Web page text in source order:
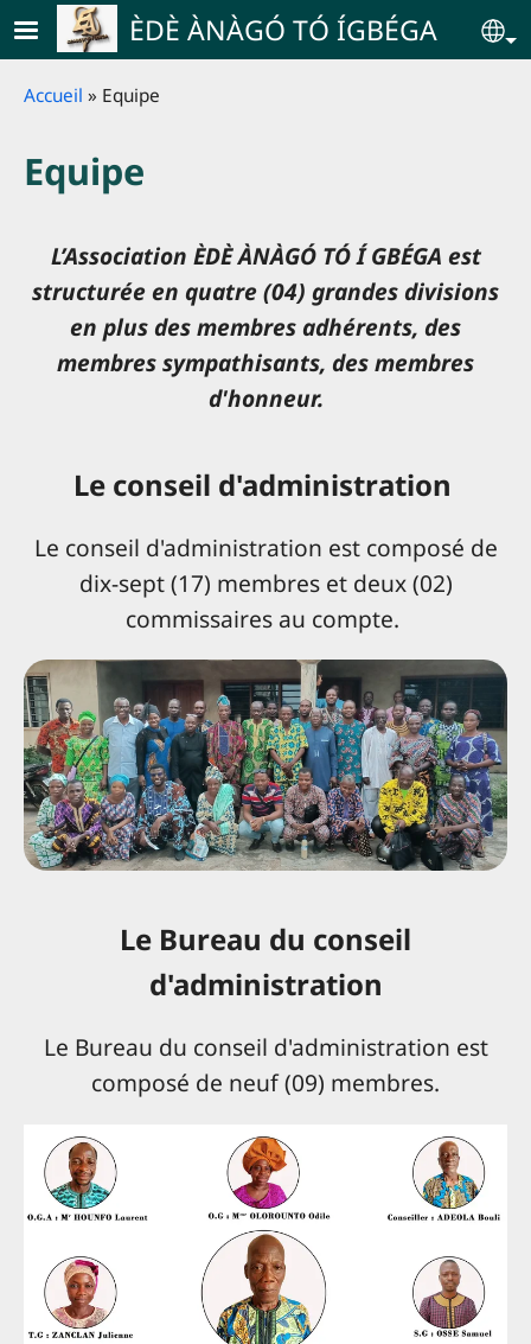
Skip to main contentÈDÈ ÀNÀGÓ TÓ ÍGBÉGA
Breadcrumb
Accueil Equipe
Equipe
L’Association ÈDÈ ÀNÀGÓ TÓ Í GBÉGA est
structurée en quatre (04) grandes divisions
en plus des membres adhérents, des
membres sympathisants, des membres
d'honneur.
Le conseil d'administration
Le conseil d'administration est composé de
dix-sept (17) membres et deux (02)
commissaires au compte.
Le Bureau du conseil
d'administration
Le Bureau du conseil d'administration est
composé de neuf (09) membres.